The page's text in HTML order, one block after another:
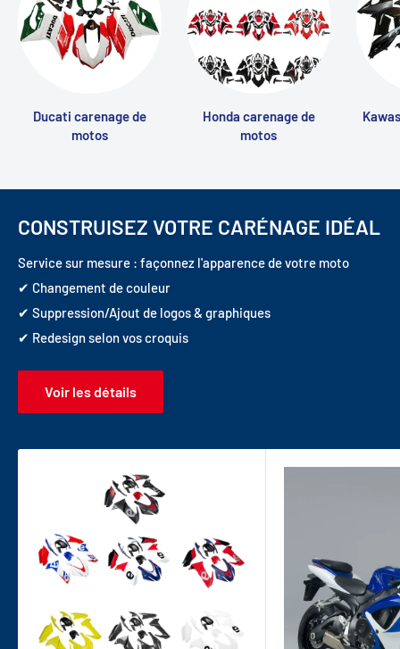
Ducati carenage de
motos
Honda carenage de
motos
CONSTRUISEZ VOTRE CARÉNAGE IDÉAL
Service sur mesure : façonnez l'apparence de votre moto
✔ Changement de couleur
✔ Suppression/Ajout de logos & graphiques
✔ Redesign selon vos croquis
Voir les détails